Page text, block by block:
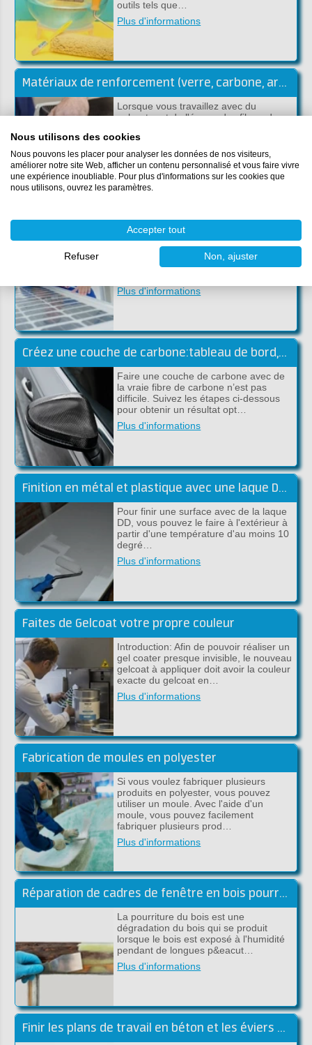
outils tels que…
Plus d'informations
Matériaux de renforcement (verre, carbone, aramide)
Lorsque vous travaillez avec du
polyester et de l'époxy, des fibres de
Différents matériaux en…
Plus d'informations
Réparation du toit d'un camping-car
Avec le temps, le toit en polyester de
votre camping-car peut se fissurer et
craqueler (petites fissures dans le
Plus d'informations
Créez une couche de carbone:tableau de bord,capot et scooter
Faire une couche de carbone avec de
la vraie fibre de carbone n’est pas
difficile. Suivez les étapes ci-dessous
pour obtenir un résultat opt…
Plus d'informations
Finition en métal et plastique avec une laque DD à 2 composants
Pour finir une surface avec de la laque
DD, vous pouvez le faire à l'extérieur à
partir d'une température d'au moins 10
degré…
Plus d'informations
Faites de Gelcoat votre propre couleur
Introduction: Afin de pouvoir réaliser un
gel coater presque invisible, le nouveau
gelcoat à appliquer doit avoir la couleur
exacte du gelcoat en…
Plus d'informations
Fabrication de moules en polyester
Si vous voulez fabriquer plusieurs
produits en polyester, vous pouvez
utiliser un moule. Avec l'aide d'un
moule, vous pouvez facilement
fabriquer plusieurs prod…
Plus d'informations
Réparation de cadres de fenêtre en bois pourri avec de l'époxy
La pourriture du bois est une
dégradation du bois qui se produit
lorsque le bois est exposé à l'humidité
pendant de longues p&eacut…
Plus d'informations
Finir les plans de travail en béton et les éviers avec de l'époxy
Nous utilisons des cookies
Nous pouvons les placer pour analyser les données de nos visiteurs,
améliorer notre site Web, afficher un contenu personnalisé et vous faire vivre
une expérience inoubliable. Pour plus d'informations sur les cookies que
nous utilisons, ouvrez les paramètres.
Accepter tout
Refuser Non, ajuster